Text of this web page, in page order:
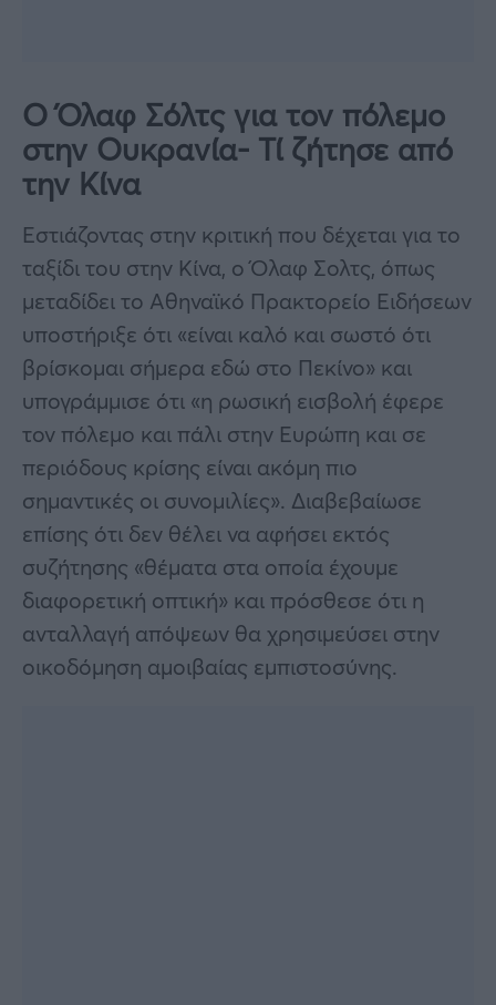
Ο Όλαφ Σόλτς για τον πόλεμο
στην Ουκρανία- Τί ζήτησε από
την Κίνα
Εστιάζοντας στην κριτική που δέχεται για το
ταξίδι του στην Κίνα, ο Όλαφ Σολτς, όπως
μεταδίδει το Αθηναϊκό Πρακτορείο Ειδήσεων
υποστήριξε ότι «είναι καλό και σωστό ότι
βρίσκομαι σήμερα εδώ στο Πεκίνο» και
υπογράμμισε ότι «η ρωσική εισβολή έφερε
τον πόλεμο και πάλι στην Ευρώπη και σε
περιόδους κρίσης είναι ακόμη πιο
σημαντικές οι συνομιλίες». Διαβεβαίωσε
επίσης ότι δεν θέλει να αφήσει εκτός
συζήτησης «θέματα στα οποία έχουμε
διαφορετική οπτική» και πρόσθεσε ότι η
ανταλλαγή απόψεων θα χρησιμεύσει στην
οικοδόμηση αμοιβαίας εμπιστοσύνης.